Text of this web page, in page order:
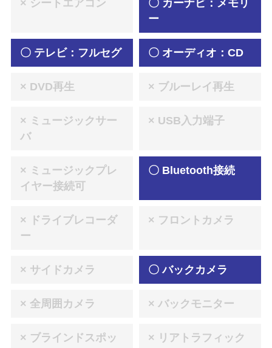
× シートエアコン
〇 カーナビ：メモリ
ー
〇 テレビ：フルセグ 〇 オーディオ：CD
× DVD再生 × ブルーレイ再生
× ミュージックサー
バ
× USB入力端子
× ミュージックプレ
イヤー接続可
〇 Bluetooth接続
× ドライブレコーダ
ー
× フロントカメラ
× サイドカメラ 〇 バックカメラ
× 全周囲カメラ × バックモニター
× ブラインドスポッ
× リアトラフィック